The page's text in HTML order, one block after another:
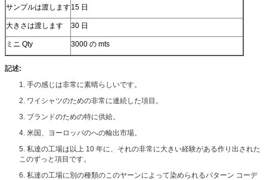
サンプルは渡します15 日
大きさは渡します 30 日
ミニ Qty 3000 の mts
記述:
1. 手の感じは非常に素晴らしいです。
2. ワイシャツのための非常に連続した項目。
3. ブランドのための特に供給。
4. 米国、ヨーロッパのへの輸出市場。
5. 私達の工場は以上 10 年に、それの非常に大きい経験がある作り出された
このずっと項目です。
6. 私達の工場に別の種類のこのヤーンによって染められるパターン コーデ